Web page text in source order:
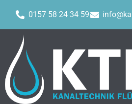
0157 58 24 34 59